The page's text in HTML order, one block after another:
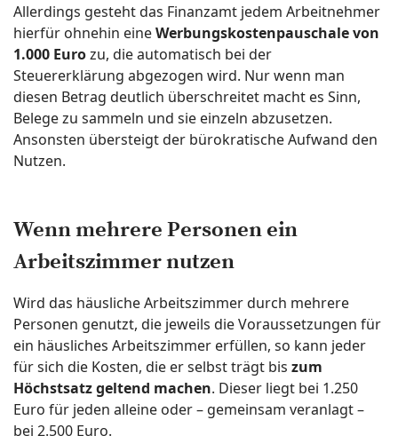
Allerdings gesteht das Finanzamt jedem Arbeitnehmer
hierfür ohnehin eineWerbungskostenpauschale von
1.000 Eurozu, die automatisch bei der
Steuererklärung abgezogen wird. Nur wenn man
diesen Betrag deutlich überschreitet macht es Sinn,
Belege zu sammeln und sie einzeln abzusetzen.
Ansonsten übersteigt der bürokratische Aufwand den
Nutzen.
Wenn mehrere Personen ein
Arbeitszimmer nutzen
Wird das häusliche Arbeitszimmer durch mehrere
Personen genutzt, die jeweils die Voraussetzungen für
ein häusliches Arbeitszimmer erfüllen, so kann jeder
für sich die Kosten, die er selbst trägt bis zum
Höchstsatz geltend machen. Dieser liegt bei 1.250
Euro für jeden alleine oder – gemeinsam veranlagt –
bei 2.500 Euro.